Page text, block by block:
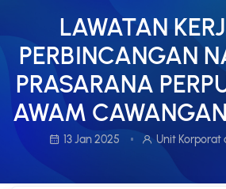
LAWATAN
PERBINCANGAN
PRASARANA
AWAM
13 Jan 2025 Unit Korporat